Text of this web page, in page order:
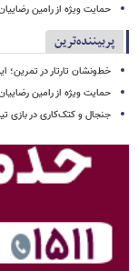
حمایت ویژه از رامین
پربیننده‌ترین
خط‌ونشان تارتار در
حمایت ویژه از رامین
جنجال و کتک‌کاری در بازی